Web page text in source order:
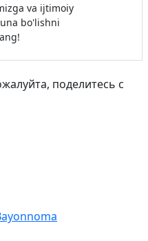
va ijtimoiy
bo'lishni
поделитесь с